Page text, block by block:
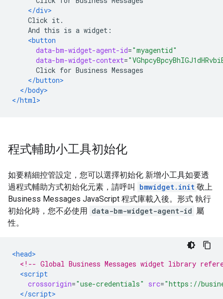
</div>
Click it.
And this is a widget:
<button
data-bm-widget-agent-id="myagentid"
data-bm-widget-context=
Click for Business Messages
</button>
</body>
</html>
程式輔助小工具初始化
如要精細控管設定，您可以選擇初始化 新增小工具如要透
過程式輔助方式初始化元素，請呼叫
bmwidget.init 敬上
Business Messages JavaScript 程式庫載入後。形式 執行
初始化時，您不必使用 data-bm-widget-agent-id 屬
性。
<head>
<!-- Global Business Messages widget library
<script
crossorigin="use-credentials" src="https://
</script>